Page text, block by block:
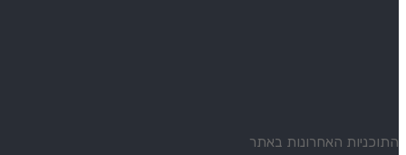
התוכניות האחרונות באתר